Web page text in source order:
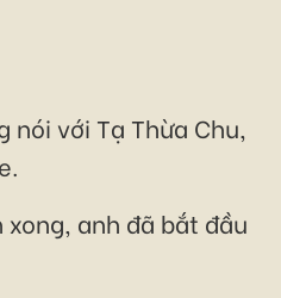
nói với Tạ Thừa Chu,
anh đã bắt đầu